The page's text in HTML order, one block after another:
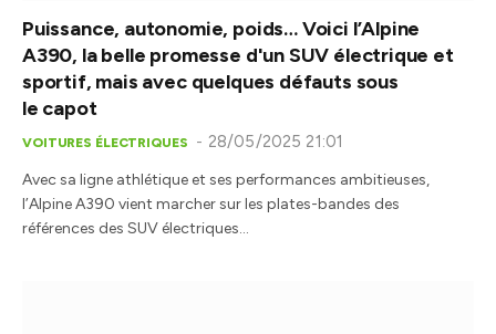
Puissance, autonomie, poids… Voici l’Alpine
A390, la belle promesse d'un SUV électrique et
sportif, mais avec quelques défauts sous
le capot
VOITURES ÉLECTRIQUES 28/05/2025 21:01
Avec sa ligne athlétique et ses performances ambitieuses,
l’Alpine A390 vient marcher sur les plates-bandes des
références des SUV électriques…